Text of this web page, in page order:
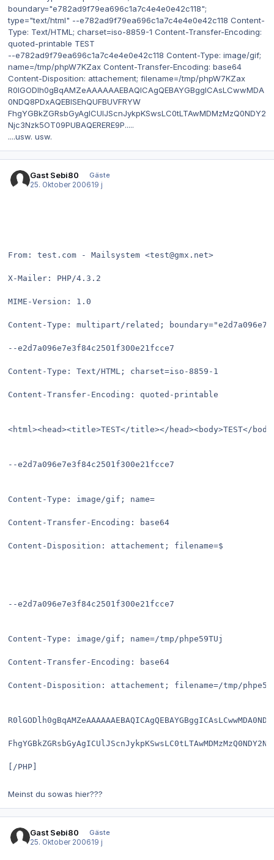
boundary="e782ad9f79ea696c1a7c4e4e0e42c118";
type="text/html" --e782ad9f79ea696c1a7c4e4e0e42c118 Content-
Type: Text/HTML; charset=iso-8859-1 Content-Transfer-Encoding:
quoted-printable TEST
--e782ad9f79ea696c1a7c4e4e0e42c118 Content-Type: image/gif;
name=/tmp/phpW7KZax Content-Transfer-Encoding: base64
Content-Disposition: attachement; filename=/tmp/phpW7KZax
R0lGODlh0gBqAMZeAAAAAAEBAQICAgQEBAYGBggICAsLCwwMDA
0NDQ8PDxAQEBISEhQUFBUVFRYW
FhgYGBkZGRsbGyAgICUlJScnJykpKSwsLC0tLTAwMDMzMzQ0NDY2
Njc3Nzk5OT09PUBAQERERE9P.....
....usw. usw.
Gast Sebi80
Gäste
25. Oktober 200619 j
From: test.com - Mailsystem <test@gmx.net>
X-Mailer: PHP/4.3.2
MIME-Version: 1.0
Content-Type: multipart/related;
--e2d7a096e7e3f84c2501f300e21fcce7
Content-Type: Text/HTML; charset=iso-8859-1
Content-Transfer-Encoding: quoted-printable
<html><head><title>TEST</title></head><body>TEST</
--e2d7a096e7e3f84c2501f300e21fcce7
Content-Type: image/gif; name=
Content-Transfer-Encoding: base64
Content-Disposition: attachement; filename=$
--e2d7a096e7e3f84c2501f300e21fcce7
Content-Type: image/gif; name=/tmp/phpe59TUj
Content-Transfer-Encoding: base64
Content-Disposition: attachement; filename=/tmp/
[/PHP]
Meinst du sowas hier???
Gast Sebi80
Gäste
25. Oktober 200619 j